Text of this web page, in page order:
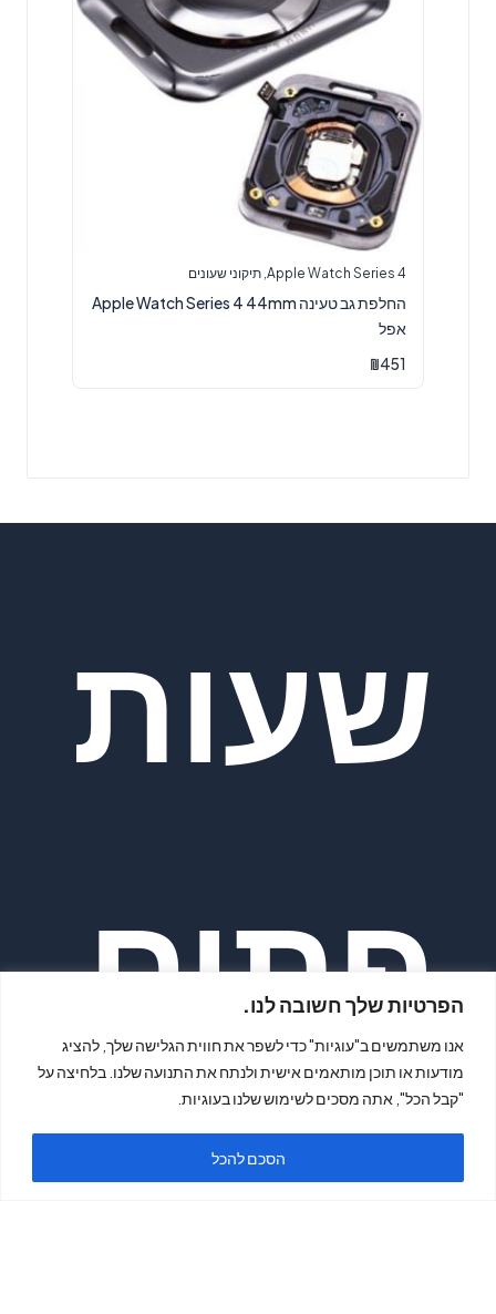
הפרטיות שלך חשובה לנו.
אנו משתמשים ב"עוגיות" כדי לשפר את חווית הגלישה שלך, להציג
מודעות או תוכן מותאמים אישית ולנתח את התנועה שלנו. בלחיצה על
"קבל הכל", אתה מסכים לשימוש שלנו בעוגיות.
הסכם להכל
Apple Watch Series 4
,תיקוני שעונים
החלפת גב טעינה Apple Watch Series 4 44mm
אפל
₪451
שעות
פתיח
ה